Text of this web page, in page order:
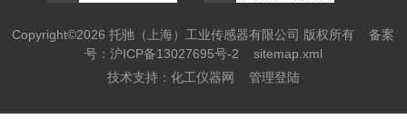
Copyright©2026 托驰（上海）工业传感器有限公司 版权所有备案
号：沪ICP备13027695号-2
sitemap.xml
技术支持： 化工仪器网 管理登陆